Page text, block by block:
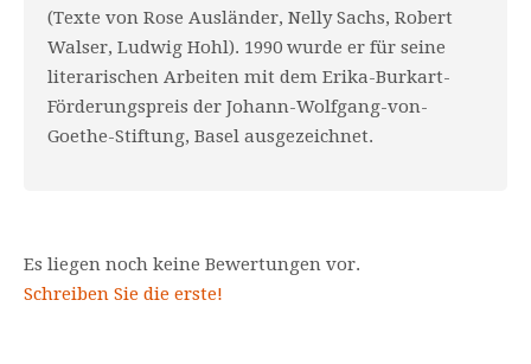
(Texte von Rose Ausländer, Nelly Sachs, Robert
Walser, Ludwig Hohl). 1990 wurde er für seine
literarischen Arbeiten mit dem Erika-Burkart-
Förderungspreis der Johann-Wolfgang-von-
Goethe-Stiftung, Basel ausgezeichnet.
Es liegen noch keine Bewertungen vor.
Schreiben Sie die erste!